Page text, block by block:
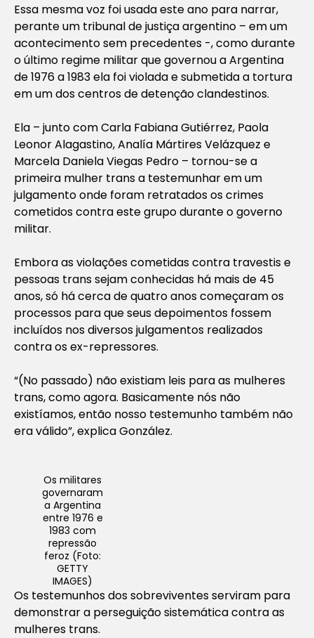
Essa mesma voz foi usada este ano para narrar,
perante um tribunal de justiça argentino – em um
acontecimento sem precedentes -, como durante
o último regime militar que governou a Argentina
de 1976 a 1983 ela foi violada e submetida a tortura
em um dos centros de detenção clandestinos.
Ela – junto com Carla Fabiana Gutiérrez, Paola
Leonor Alagastino, Analía Mártires Velázquez e
Marcela Daniela Viegas Pedro – tornou-se a
primeira mulher trans a testemunhar em um
julgamento onde foram retratados os crimes
cometidos contra este grupo durante o governo
militar.
Embora as violações cometidas contra travestis e
pessoas trans sejam conhecidas há mais de 45
anos, só há cerca de quatro anos começaram os
processos para que seus depoimentos fossem
incluídos nos diversos julgamentos realizados
contra os ex-repressores.
“(No passado) não existiam leis para as mulheres
trans, como agora. Basicamente nós não
existíamos, então nosso testemunho também não
era válido”, explica González.
Os militares
governaram
a Argentina
entre 1976 e
1983 com
repressão
feroz (Foto:
GETTY
IMAGES)
Os testemunhos dos sobreviventes serviram para
demonstrar a perseguição sistemática contra as
mulheres trans.